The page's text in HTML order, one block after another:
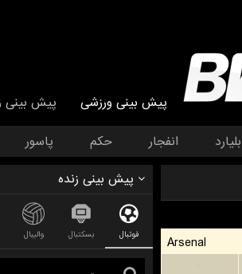
پیش بینی ورزشی پیش بینی
بلیارد انفجار حکم پاسور
Arsenal
پیش بینی زنده
فوتبال بسکتبال والیبال